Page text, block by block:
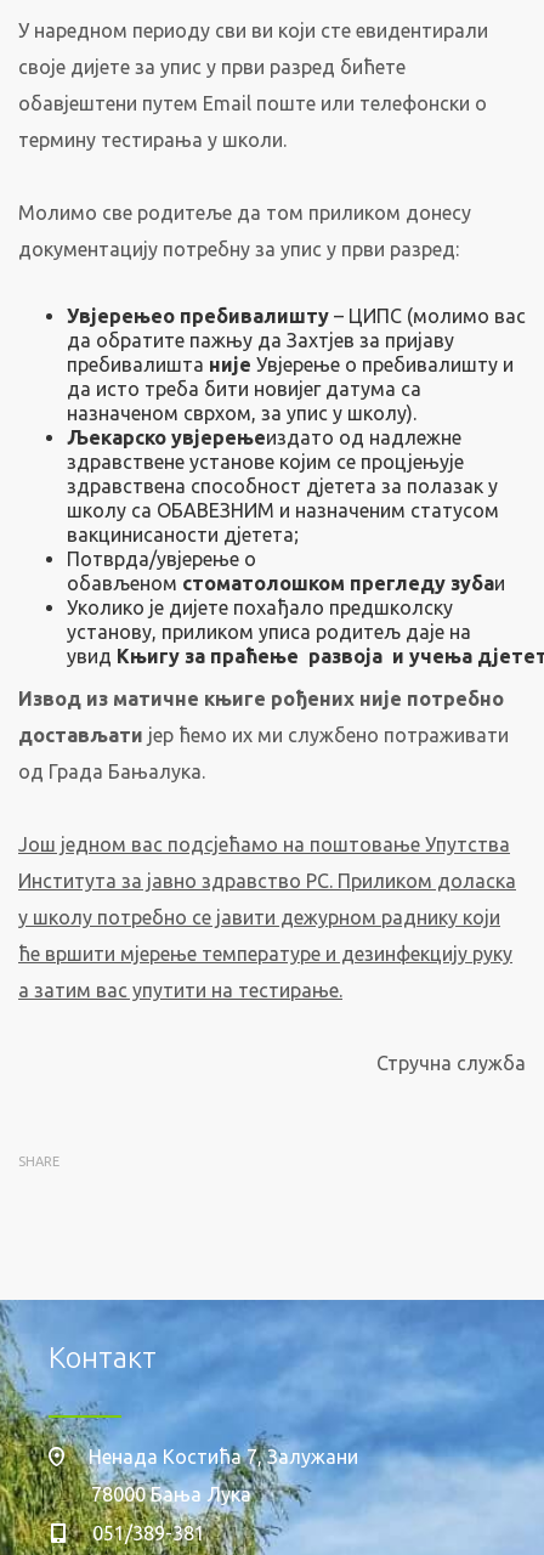
У наредном периоду сви ви који сте евидентирали
своје дијете за упис у први разред бићете
обавјештени путем Email поште или телефонски о
термину тестирања у школи.
Молимо све родитеље да том приликом донесу
документацију потребну за упис у први разред:
Увјерењео пребивалишту – ЦИПС (молимо вас
да обратите пажњу да Захтјев за пријаву
пребивалишта није Увјерење о пребивалишту и
да исто треба бити новијег датума са
назначеном сврхом, за упис у школу).
Љекарско увјерењеиздато од надлежне
здравствене установе којим се процјењује
здравствена способност дјетета за полазак у
школу са ОБАВЕЗНИМ и назначеним статусом
вакцинисаности дјетета;
Потврда/увјерење о
обављеном стоматолошком прегледу зубаи
Уколико је дијете пoxaђaлo предшколску
установу, приликом уписа родитељ даје на
увид Књигу за пpaћењe развоја и учења
Извод из матичне књиге рођених није потребно
достављати јер ћемо их ми службено потраживати
од Града Бањалука.
Још једном вас подсјећамо на поштовање Упутства
Института за јавно здравство РС. Приликом доласка
у школу потребно се јавити дежурном раднику који
ће вршити мјерење температуре и дезинфекцију руку
а затим вас упутити на тестирање.
Стручна служба
SHARE
Контакт
Ненада Костића 7, Залужани
78000 Бања Лука
051/389-381